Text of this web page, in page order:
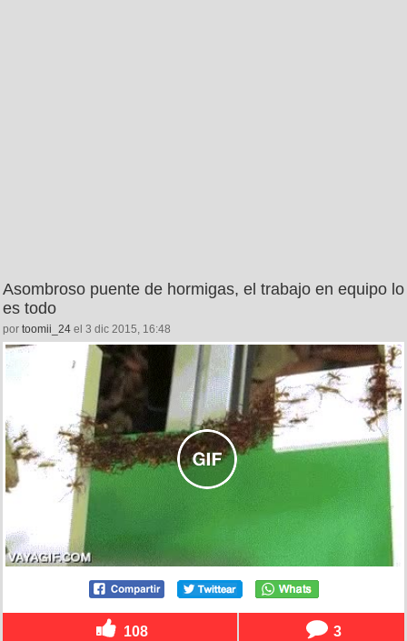
Asombroso puente de hormigas, el trabajo en equipo lo
es todo
por toomii_24 el 3 dic 2015, 16:48
108 3